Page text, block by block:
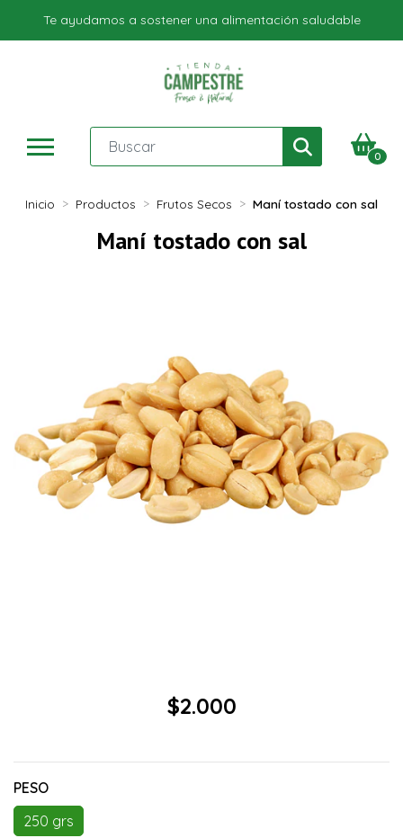
Te ayudamos a sostener una alimentación saludable
0
Inicio Productos Frutos Secos Maní tostado con sal
Maní tostado con sal
$2.000
PESO
250 grs